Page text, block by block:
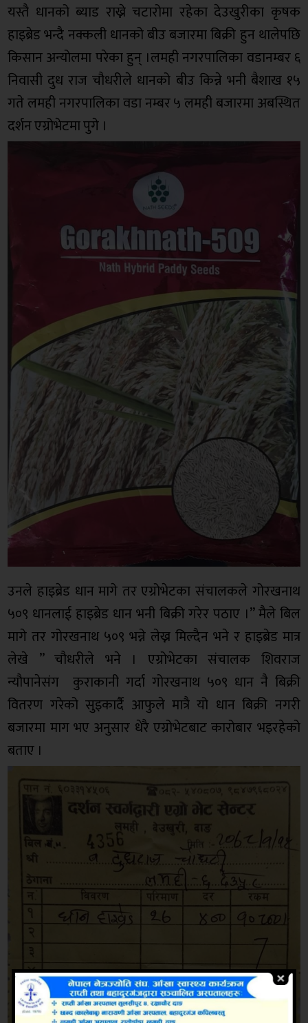
यस्तै धानको ब्याड राख्ने चटारोमा रहेका देउखुरीका कृषक
हाइब्रेड भन्दै नक्कली धानको बीउ बजारमा बिक्री हुन थालेपछि
किसान अन्योलमा परेका हुन् ।लमही नगरपालिका वडानम्बर ६
निवासी दुध राज चौधरीले धानको बीउ किन्ने भनी बैशाख १५
गते लमही नगरपालिका वडा नम्बर ५ लमही बजारमा अबस्थित
दर्शन एग्रोभेटमा पुगे ।
उनले हाइब्रेड धान मागे तर एग्रोभेटका संचालकले गोरखनाथ
५०९ धानलाई हाइब्रेड धान भनी बिक्री गरेर पठाए ।” मैले बिल
मागे तर गोरखनाथ ५०९ भन्ने लेख्न मिल्दैन भने र हाइब्रेड मात्र
लेखे ” चौधरीले भने । एग्रोभेटका संचालक शिवराज
न्यौपानेसंग कुराकानी गर्दा गोरखनाथ ५०९ धान नै बिक्री
वितरण गरेको सुइकार्दै आफुले मात्रै यो धान बिक्री नगरी
बजारमा माग भए अनुसार धेरै एग्रोभेटबाट कारोबार भइरहेको
बताए ।